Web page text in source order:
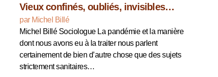
Vieux confinés, oubliés, invisibles…
par Michel Billé
Michel Billé Sociologue La pandémie et la manière
dont nous avons eu à la traiter nous parlent
certainement de bien d’autre chose que des sujets
strictement sanitaires…